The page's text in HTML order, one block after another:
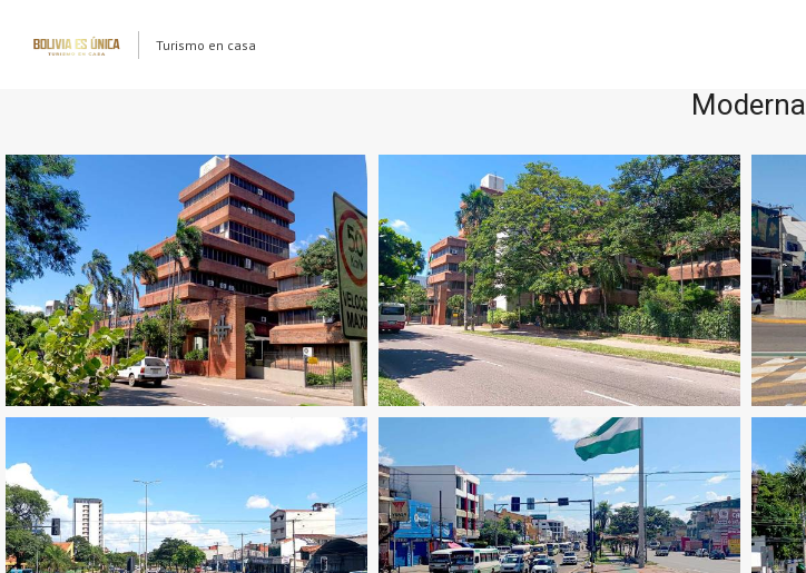
Turismo en casa
Moderna